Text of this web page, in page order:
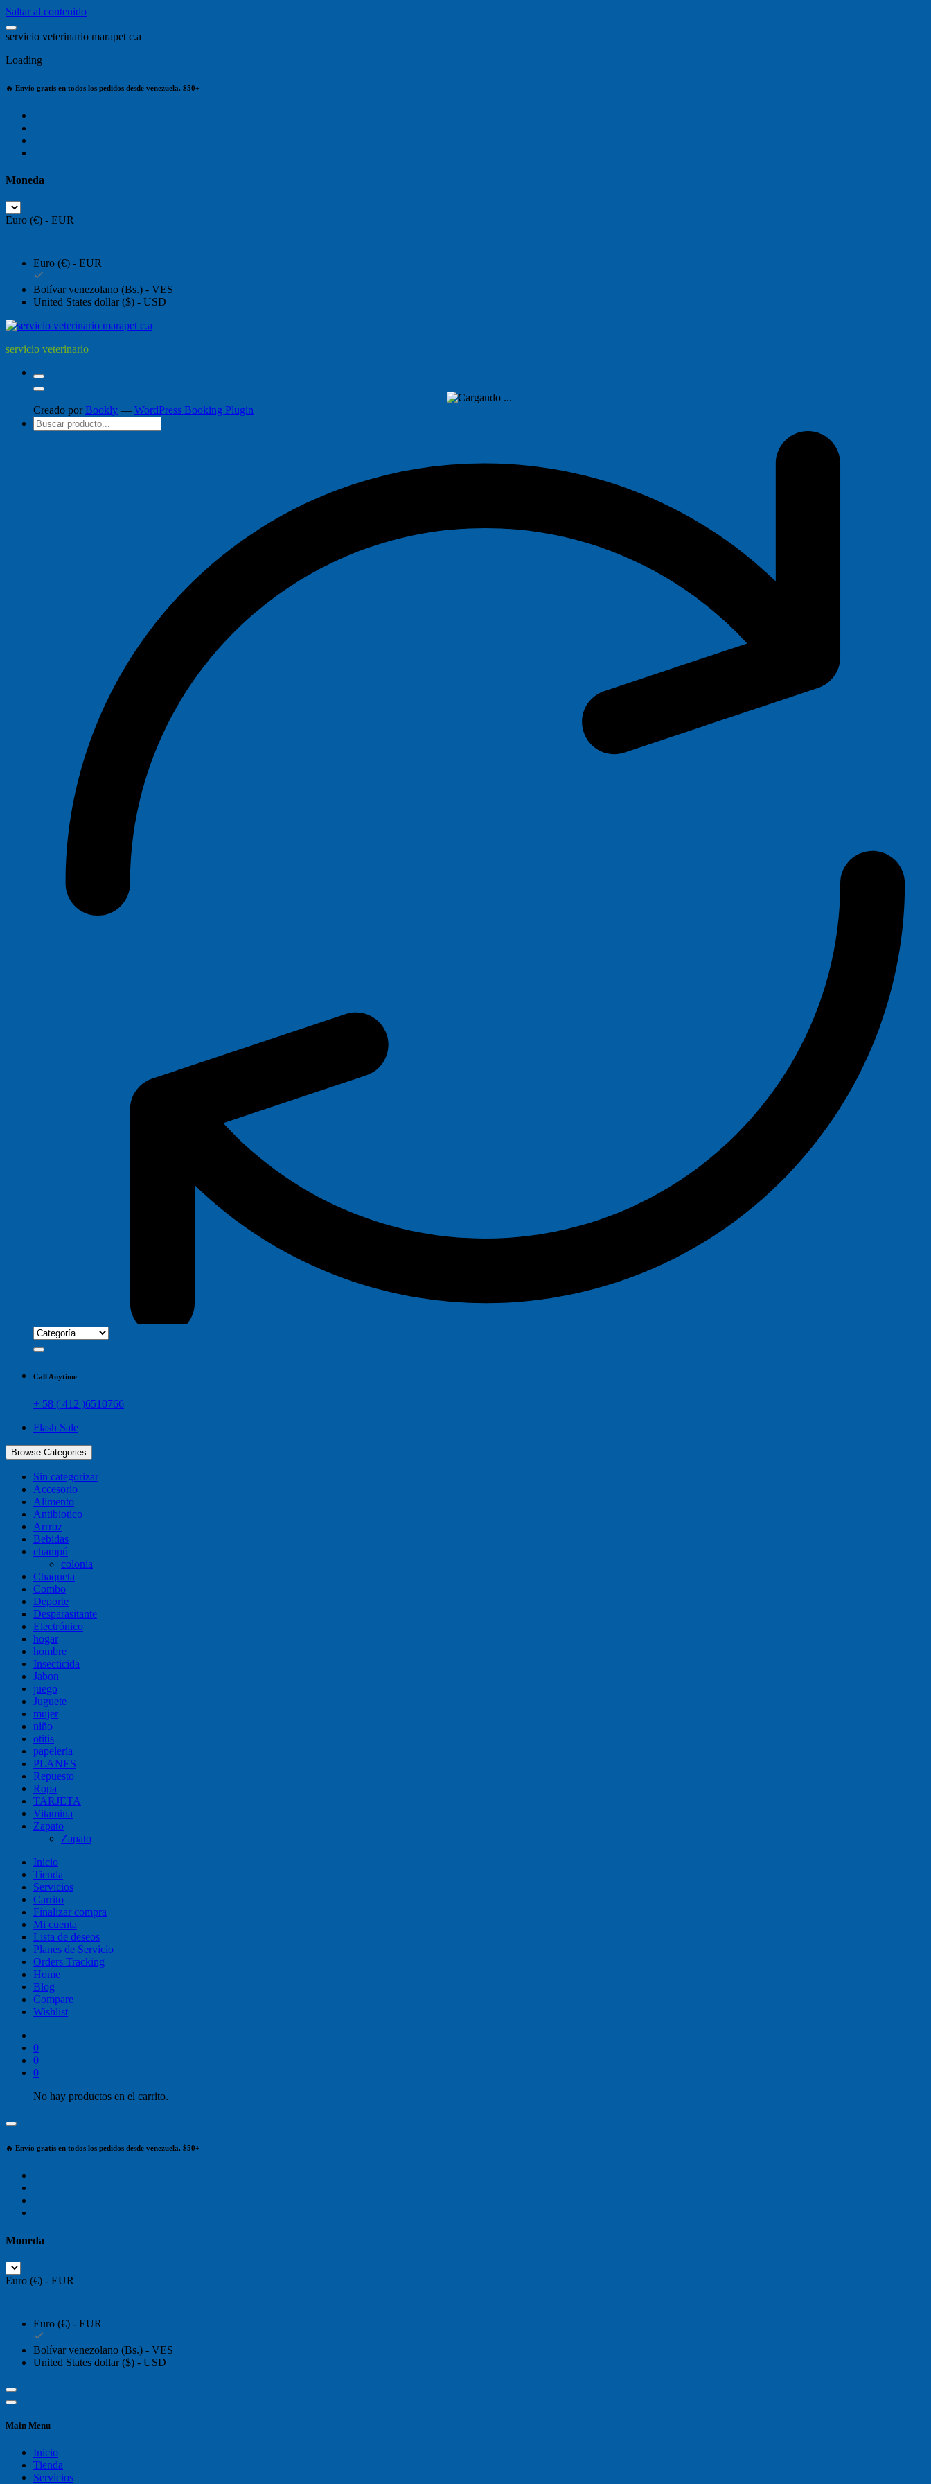
Saltar al contenido
servicio veterinario marapet c.a
Loading
🔥 Envío gratis en todos los pedidos desde venezuela. $50+
Moneda
Euro (€) - EUR
Euro (€) - EUR
Bolívar venezolano (Bs.) - VES
United States dollar ($) - USD
servicio veterinario
Creado por Bookly — WordPress Booking Plugin
Call Anytime
+ 58 ( 412 )6510766
Flash Sale
Browse Categories
Sin categorizar
Accesorio
Alimento
Antibiotico
Arrroz
Bebidas
champú
colonia
Chaqueta
Combo
Deporte
Desparasitante
Electrónico
hogar
hombre
Insecticida
Jabon
juego
Juguete
mujer
niño
otitis
papelería
PLANES
Repuesto
Ropa
TARJETA
Vitamina
Zapato
Zapato
Inicio
Tienda
Servicios
Carrito
Finalizar compra
Mi cuenta
Lista de deseos
Planes de Servicio
Orders Tracking
Home
Blog
Compare
Wishlist
0
0
0
No hay productos en el carrito.
🔥 Envío gratis en todos los pedidos desde venezuela. $50+
Moneda
Euro (€) - EUR
Euro (€) - EUR
Bolívar venezolano (Bs.) - VES
United States dollar ($) - USD
Main Menu
Inicio
Tienda
Servicios